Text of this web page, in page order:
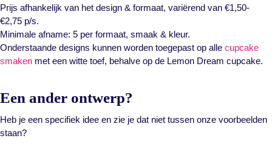
Prijs afhankelijk van het design & formaat, variërend van €1,50-
€2,75 p/s.
Minimale afname: 5 per formaat, smaak & kleur.
Onderstaande designs kunnen worden toegepast op alle cupcake
smaken met een witte toef, behalve op de Lemon Dream cupcake.
Een ander ontwerp?
Heb je een specifiek idee en zie je dat niet tussen onze voorbeelden
staan?